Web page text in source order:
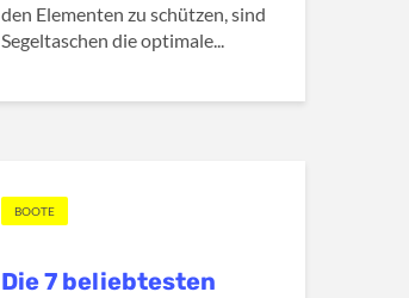
den Elementen zu schützen, sind
Segeltaschen die optimale...
BOOTE
Die 7 beliebtesten